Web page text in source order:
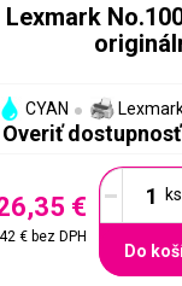
Lexmark
CYAN
Overiť dostupnosť
€
€ bez DPH
-
Do